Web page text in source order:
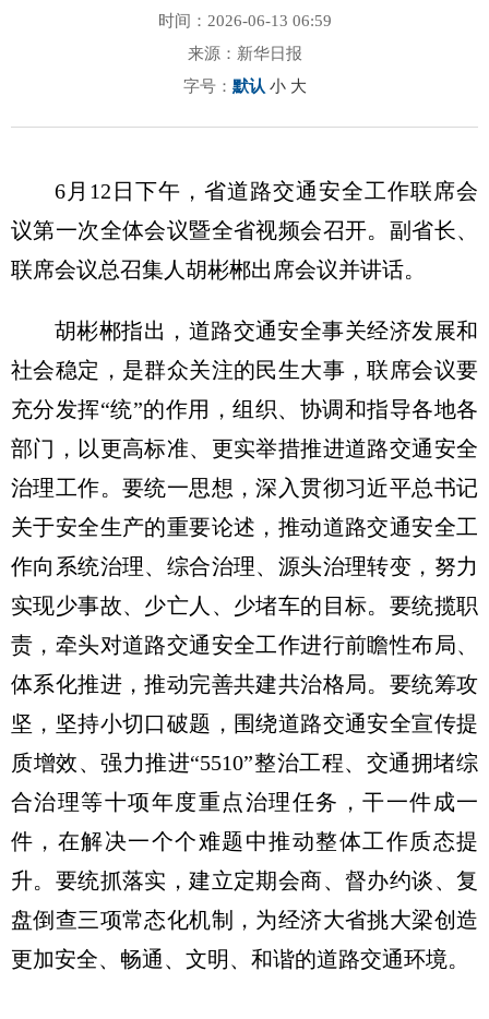
时间：2026-06-13 06:59
来源：新华日报
字号： 默认 小 大
6月12日下午，省道路交通安全工作联席会
议第一次全体会议暨全省视频会召开。副省长、
联席会议总召集人胡彬郴出席会议并讲话。
胡彬郴指出，道路交通安全事关经济发展和
社会稳定，是群众关注的民生大事，联席会议要
充分发挥“统”的作用，组织、协调和指导各地各
部门，以更高标准、更实举措推进道路交通安全
治理工作。要统一思想，深入贯彻习近平总书记
关于安全生产的重要论述，推动道路交通安全工
作向系统治理、综合治理、源头治理转变，努力
实现少事故、少亡人、少堵车的目标。要统揽职
责，牵头对道路交通安全工作进行前瞻性布局、
体系化推进，推动完善共建共治格局。要统筹攻
坚，坚持小切口破题，围绕道路交通安全宣传提
质增效、强力推进“5510”整治工程、交通拥堵综
合治理等十项年度重点治理任务，干一件成一
件，在解决一个个难题中推动整体工作质态提
升。要统抓落实，建立定期会商、督办约谈、复
盘倒查三项常态化机制，为经济大省挑大梁创造
更加安全、畅通、文明、和谐的道路交通环境。